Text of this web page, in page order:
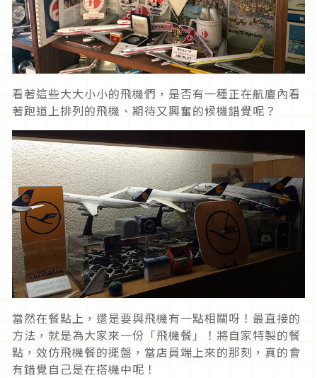
看著這些大大小小的飛機們，是否有一種正在航廈內看
著跑道上排列的飛機、期待又興奮的候機錯覺呢？
當然在餐點上，還是要與飛機有一點相關呀！最直接的
方法，就是為大家來一份「飛機餐」！將自家特製的餐
點，效仿飛機餐的擺盤，當店員端上來的那刻，真的會
有錯覺自己是在搭機中呢！